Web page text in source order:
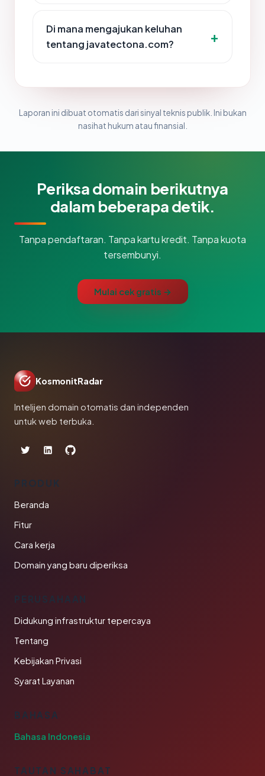
Di mana mengajukan keluhan
tentang javatectona.com?
Laporan ini dibuat otomatis dari sinyal teknis publik. Ini bukan
nasihat hukum atau finansial.
Periksa domain berikutnya
dalam beberapa detik.
Tanpa pendaftaran. Tanpa kartu kredit. Tanpa kuota
tersembunyi.
Mulai cek gratis →
KosmonitRadar
Intelijen domain otomatis dan independen
untuk web terbuka.
PRODUK
Beranda
Fitur
Cara kerja
Domain yang baru diperiksa
PERUSAHAAN
Didukung infrastruktur tepercaya
Tentang
Kebijakan Privasi
Syarat Layanan
BAHASA
Bahasa Indonesia
TAUTAN SAHABAT